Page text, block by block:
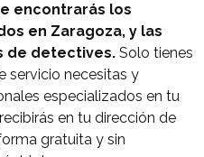
encontrarás los
en Zaragoza, y las
de detectives. Solo tienes
servicio necesitas y
especializados en tu
en tu dirección de
gratuita y sin